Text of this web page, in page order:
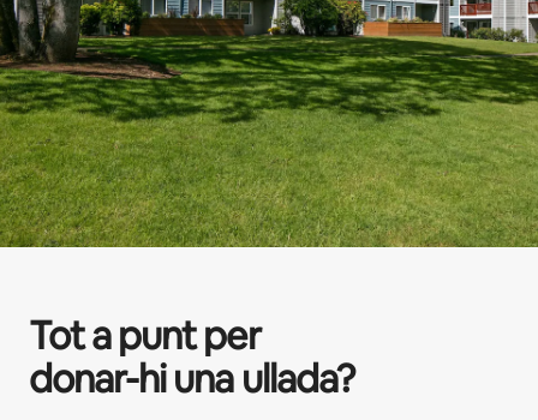
Tot a punt per
donar-hi una ullada?